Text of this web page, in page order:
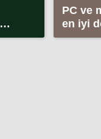
PC ve
en iyi